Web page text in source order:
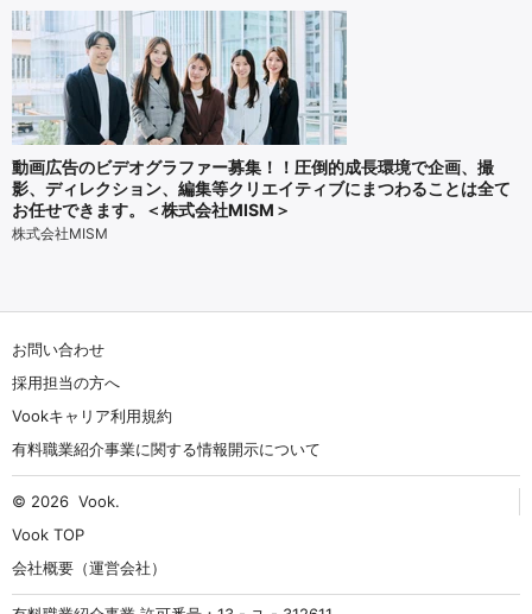
動画広告のビデオグラファー募集！！圧倒的成長環境で企画、撮
影、ディレクション、編集等クリエイティブにまつわることは全て
お任せできます。＜株式会社MISM＞
株式会社MISM
お問い合わせ
採用担当の方へ
Vookキャリア利用規約
有料職業紹介事業に関する情報開示について
© 2026 Vook.
Vook TOP
会社概要（運営会社）